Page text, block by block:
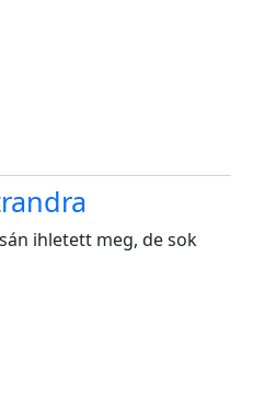
ihletett meg, de sok